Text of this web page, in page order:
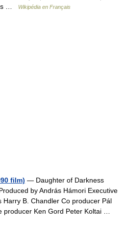
…
Wikipédia en Français
film) — Daughter of Darkness
by András Hámori Executive
Harry B. Chandler Co producer Pál
producer Ken Gord Peter Koltai …